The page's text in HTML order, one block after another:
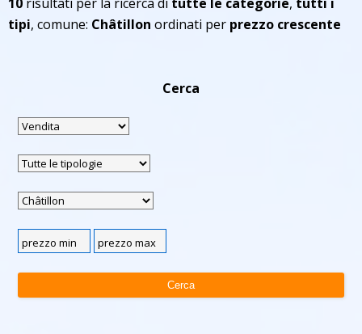
tipi, comune: Châtillon ordinati per prezzo crescente
Cerca